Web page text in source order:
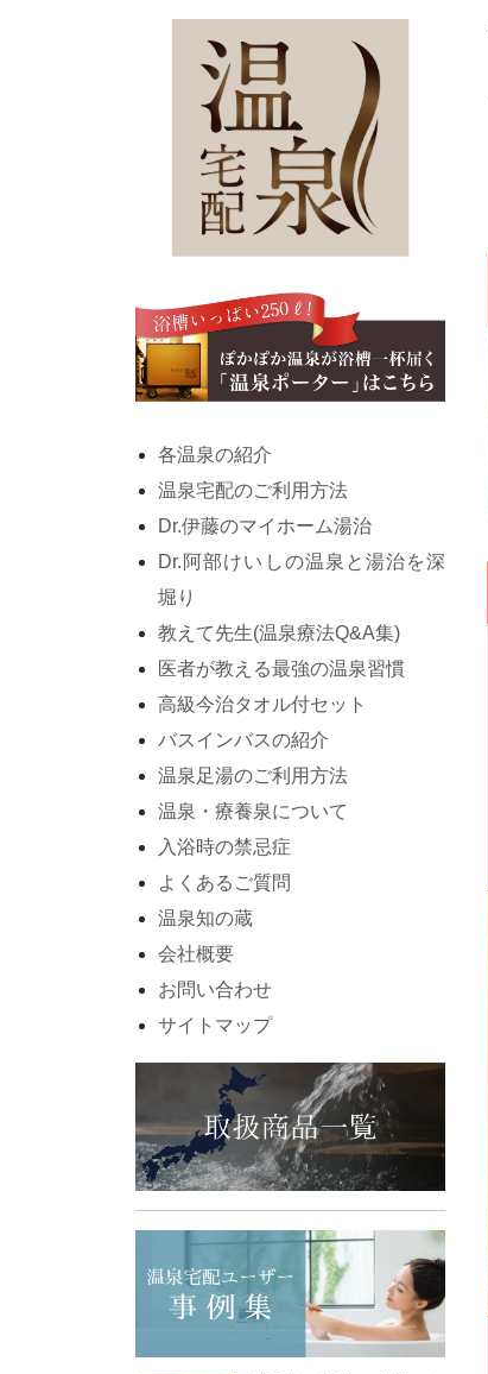
各温泉の紹介
温泉宅配のご利用方法
Dr.伊藤のマイホーム湯治
Dr.阿部けいしの温泉と湯治を深
堀り
教えて先生(温泉療法Q&A集)
医者が教える最強の温泉習慣
高級今治タオル付セット
バスインバスの紹介
温泉足湯のご利用方法
温泉・療養泉について
入浴時の禁忌症
よくあるご質問
温泉知の蔵
会社概要
お問い合わせ
サイトマップ